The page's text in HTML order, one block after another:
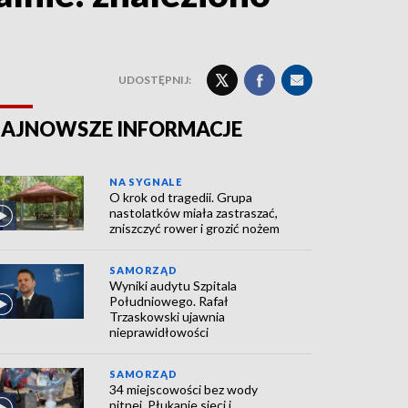
UDOSTĘPNIJ:
INFORMACJE
NA SYGNALE
O krok od tragedii. Grupa
nastolatków miała zastraszać,
zniszczyć rower i grozić nożem
SAMORZĄD
Wyniki audytu Szpitala
Południowego. Rafał
Trzaskowski ujawnia
nieprawidłowości
SAMORZĄD
34 miejscowości bez wody
pitnej. Płukanie sieci i